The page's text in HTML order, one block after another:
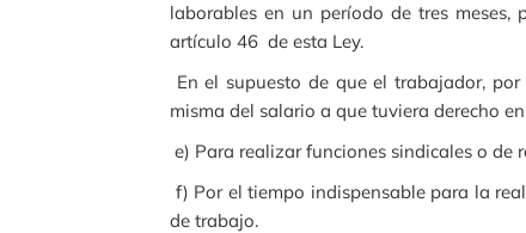
laborables en un período de tres
artículo 46 de esta Ley.
En el supuesto de que el trabajador,
misma del salario a que tuviera derecho
e) Para realizar funciones sindicales o de
f) Por el tiempo indispensable para la
de trabajo.